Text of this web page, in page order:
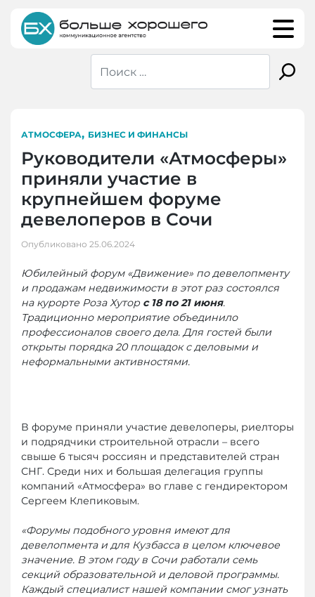
content
АТМОСФЕРА, БИЗНЕС И ФИНАНСЫ
Руководители «Атмосферы»
приняли участие в
крупнейшем форуме
девелоперов в Сочи
Опубликовано 25.06.2024
Юбилейный форум «Движение» по девелопменту
и продажам недвижимости в этот раз состоялся
на курорте Роза Хутор с 18 по 21 июня.
Традиционно мероприятие объединило
профессионалов своего дела. Для гостей были
открыты порядка 20 площадок с деловыми и
неформальными активностями.
В форуме приняли участие девелоперы, риелторы
и подрядчики строительной отрасли – всего
свыше 6 тысяч россиян и представителей стран
СНГ. Среди них и большая делегация группы
компаний «Атмосфера» во главе с гендиректором
Сергеем Клепиковым.
«Форумы подобного уровня имеют для
девелопмента и для Кузбасса в целом ключевое
значение. В этом году в Сочи работали семь
секций образовательной и деловой программы.
Каждый специалист нашей компании смог узнать